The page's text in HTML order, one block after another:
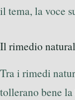
il tema, la voce
Il rimedio
Tra i rimedi
tollerano bene la